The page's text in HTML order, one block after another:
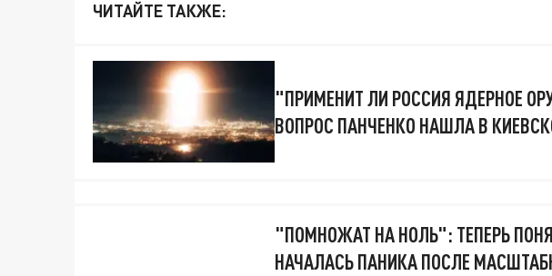
ЧИТАЙТЕ ТАКЖЕ:
"ПРИМЕНИТ ЛИ РОССИЯ ЯДЕРНОЕ
ВОПРОС ПАНЧЕНКО НАШЛА В
"ПОМНОЖАТ НА НОЛЬ": ТЕПЕРЬ
НАЧАЛАСЬ ПАНИКА ПОСЛЕ